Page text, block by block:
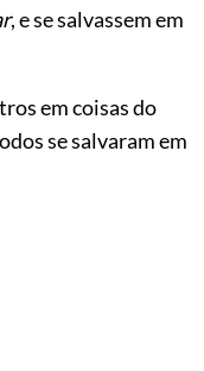
, e se salvassem em
em coisas do
se salvaram em